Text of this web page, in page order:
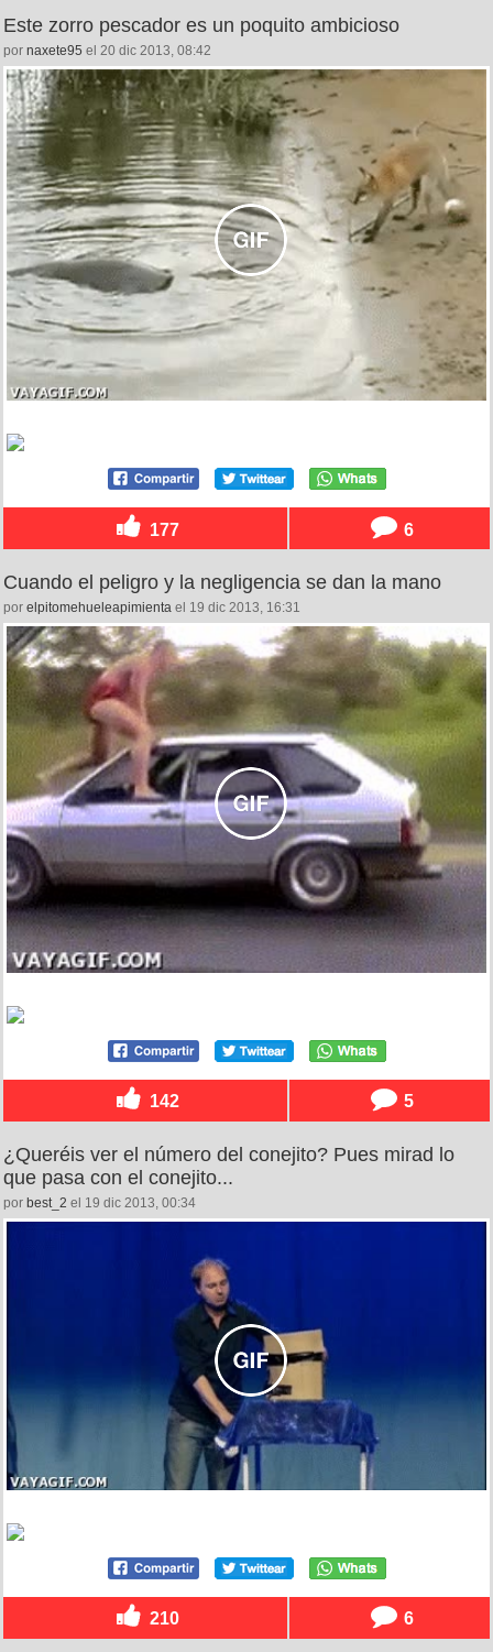
Este zorro pescador es un poquito ambicioso
por naxete95 el 20 dic 2013, 08:42
177 6
Cuando el peligro y la negligencia se dan la mano
por elpitomehueleapimienta el 19 dic 2013, 16:31
142 5
¿Queréis ver el número del conejito? Pues mirad lo
que pasa con el conejito...
por best_2 el 19 dic 2013, 00:34
210 6